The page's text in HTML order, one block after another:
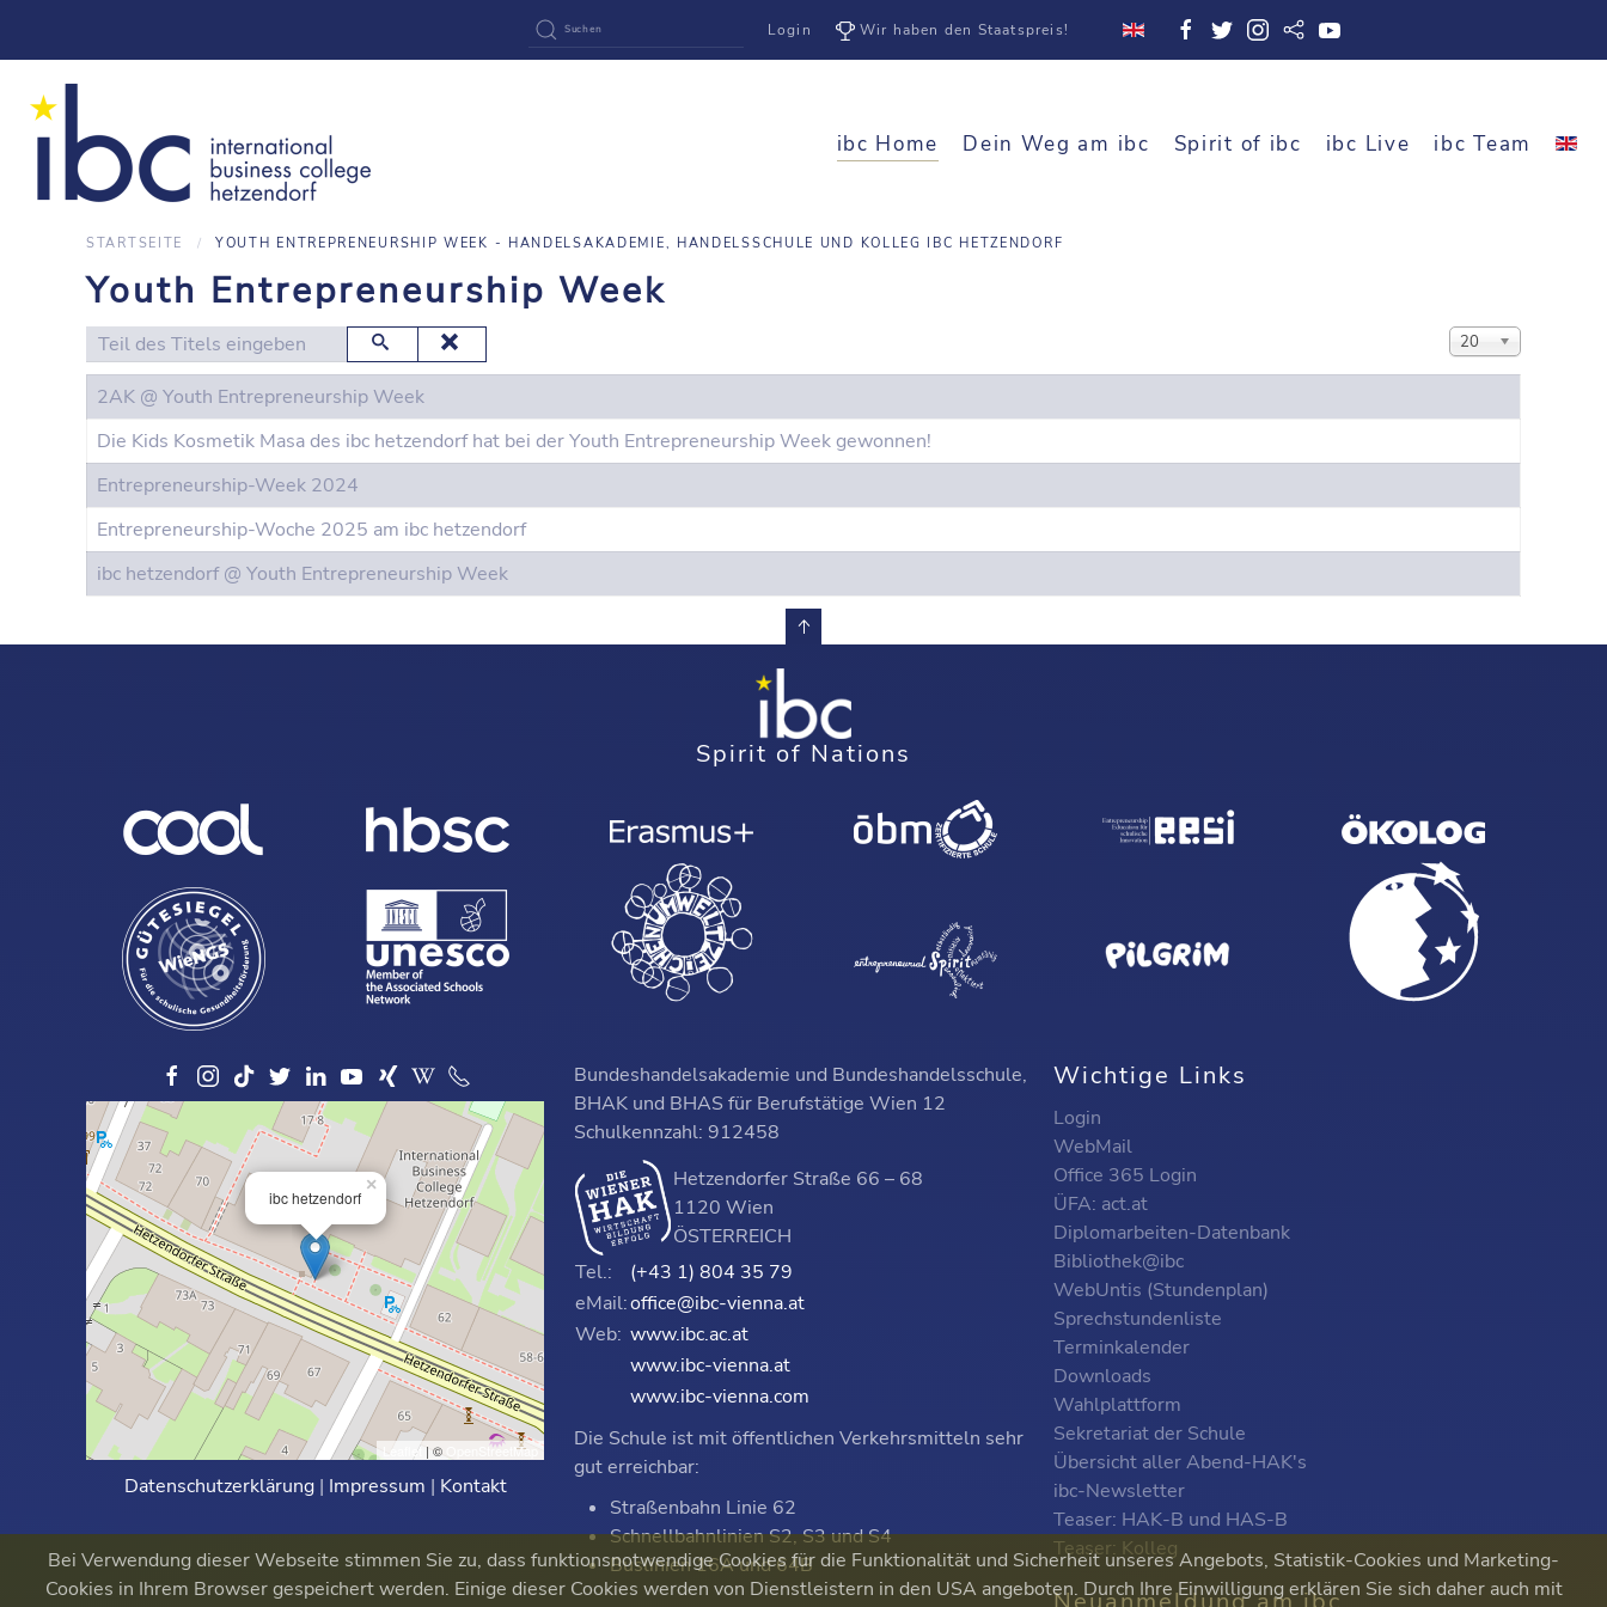
Login Wir haben den Staatspreis!
ibc Home Dein Weg am ibc Spirit of ibc ibc Live ibc Team
STARTSEITE YOUTH ENTREPRENEURSHIP WEEK - HANDELSAKADEMIE, HANDELSSCHULE UND KOLLEG IBC HETZENDORF
Youth Entrepreneurship Week
Teil des Titels eingeben Anzeige #
20
2AK @ Youth Entrepreneurship Week
Die Kids Kosmetik Masa des ibc hetzendorf hat bei der Youth Entrepreneurship Week gewonnen!
Entrepreneurship-Week 2024
Entrepreneurship-Woche 2025 am ibc hetzendorf
ibc hetzendorf @ Youth Entrepreneurship Week
Spirit of Nations
ibc hetzendorf
×
Leaflet | © OpenStreetMap
Datenschutzerklärung| Impressum | Kontakt
Bundeshandelsakademie und Bundeshandelsschule,
BHAK und BHAS für Berufstätige Wien 12
Schulkennzahl: 912458
Hetzendorfer Straße 66 – 68
1120 Wien
ÖSTERREICH
Tel.:
(+43 1) 804 35 79
eMail:office@ibc-vienna.at
Web: www.ibc.ac.at
www.ibc-vienna.at
www.ibc-vienna.com
Die Schule ist mit öffentlichen Verkehrsmitteln sehr
gut erreichbar:
Straßenbahn Linie 62
Schnellbahnlinien S2, S3 und S4
Buslinien 16A und 64B
Wichtige Links
Login
WebMail
Office 365 Login
ÜFA: act.at
Diplomarbeiten-Datenbank
Bibliothek@ibc
WebUntis (Stundenplan)
Sprechstundenliste
Terminkalender
Downloads
Wahlplattform
Sekretariat der Schule
Übersicht aller Abend-HAK's
ibc-Newsletter
Teaser: HAK-B und HAS-B
Teaser: Kolleg
Bei Verwendung dieser Webseite stimmen Sie zu, dass funktionsnotwendige Cookies für die Funktionalität und Sicherheit unseres Angebots, Statistik-Cookies und Marketing-
Cookies in Ihrem Browser gespeichert werden. Einige dieser Cookies werden von Dienstleistern in den USA angeboten. Durch Ihre Einwilligung erklären Sie sich daher auch mit